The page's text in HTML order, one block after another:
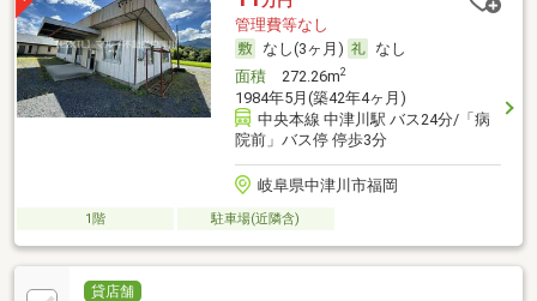
管理費等なし
なし(3ヶ月)
なし
面積272.26m2
1984年5月(築42年4ヶ月)
中央本線 中津川駅 バス24分/「病
院前」バス停 停歩3分
岐阜県中津川市福岡
1階 駐車場(近隣含)
貸店舗